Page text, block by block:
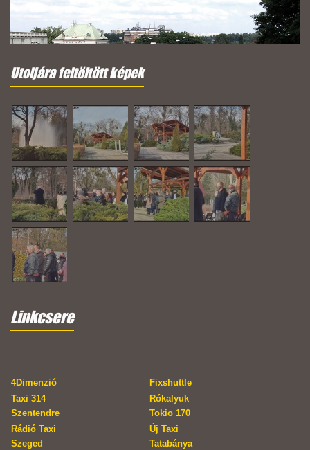
Utoljára feltöltött képek
Linkcsere
4Dimenzió
Fixshuttle
Taxi 314
Szentendre
Rókalyuk
Tokio 170
Rádió Taxi
Szeged
Új Taxi
Tatabánya